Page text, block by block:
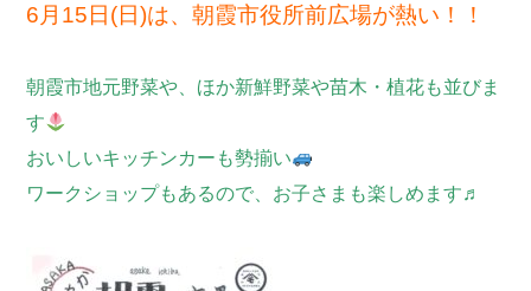
6月15日(日)は、朝霞市役所前広場が熱い！！
朝霞市地元野菜や、ほか新鮮野菜や苗木・植花も並びま
す
おいしいキッチンカーも勢揃い
ワークショップもあるので、お子さまも楽しめます♬